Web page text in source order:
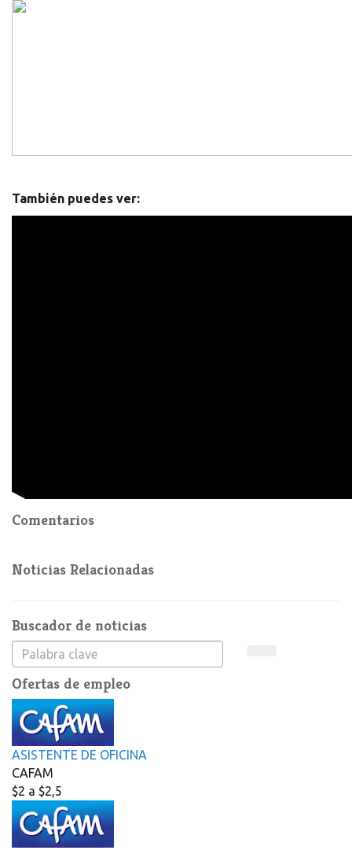
También puedes ver:
Comentarios
Noticias Relacionadas
Buscador de noticias
Ofertas de empleo
ASISTENTE DE OFICINA
CAFAM
$2 a $2,5